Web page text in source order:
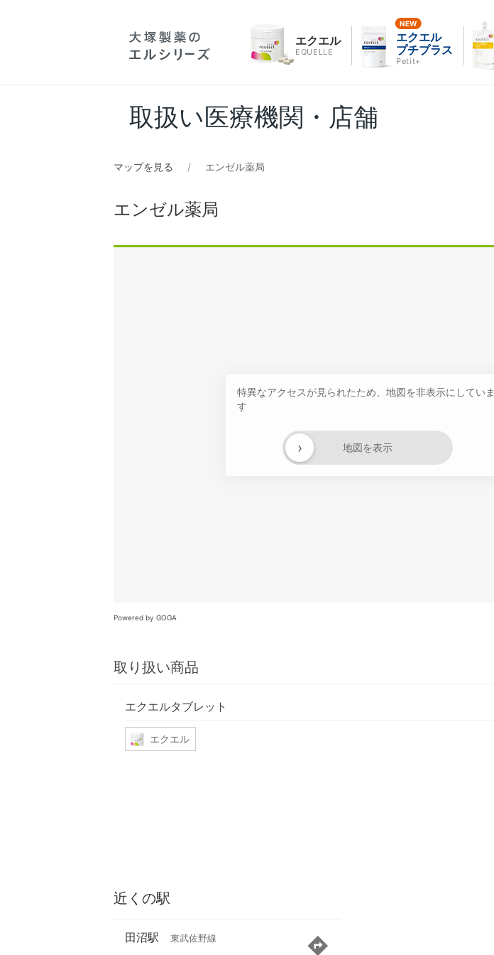
エクエル
EQUELLE
エクエル
プチプラス
Petit+
取扱い医療機関・店舗
マップを見る エンゼル薬局
エンゼル薬局
特異なアクセスが見られたため、地図を非表示にしていま
す
地図を表示
›
Powered by GOGA
取り扱い商品
エクエルタブレット
エクエル
近くの駅
田沼駅 東武佐野線